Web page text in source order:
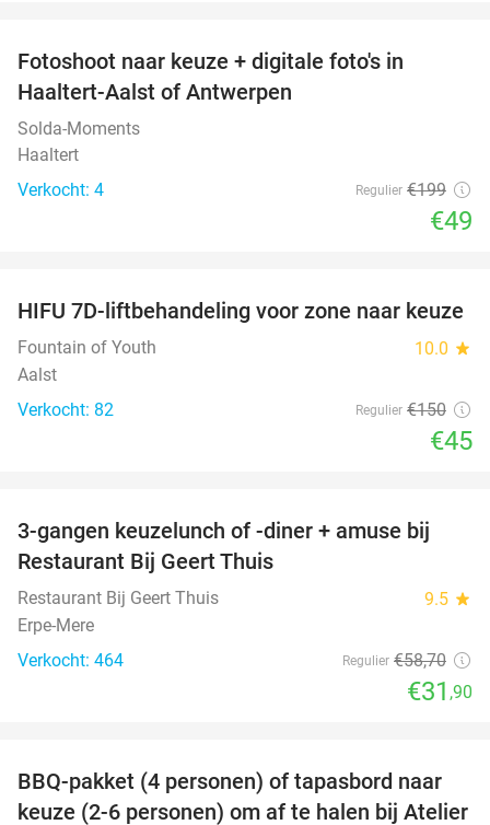
Fotoshoot naar keuze + digitale foto's in
Haaltert-Aalst of Antwerpen
Solda-Moments
Haaltert
Verkocht: 4
Regulier €199
€49
70%
HIFU 7D-liftbehandeling voor zone naar keuze
Fountain of Youth 10.0 star
Aalst
Verkocht: 82
Regulier €150
€45
46%
3-gangen keuzelunch of -diner + amuse bij
Restaurant Bij Geert Thuis
Restaurant Bij Geert Thuis 9.5 star
Erpe-Mere
Verkocht: 464
Regulier €58,70
€31 ,90
34%
BBQ-pakket (4 personen) of tapasbord naar
keuze (2-6 personen) om af te halen bij Atelier